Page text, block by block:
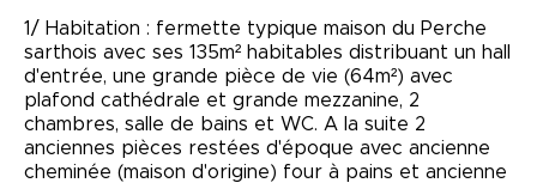
1/ Habitation : fermette typique maison du Perche
sarthois avec ses 135m² habitables distribuant un hall
d'entrée, une grande pièce de vie (64m²) avec
plafond cathédrale et grande mezzanine, 2
chambres, salle de bains et WC. A la suite 2
anciennes pièces restées d'époque avec ancienne
cheminée (maison d'origine) four à pains et ancienne